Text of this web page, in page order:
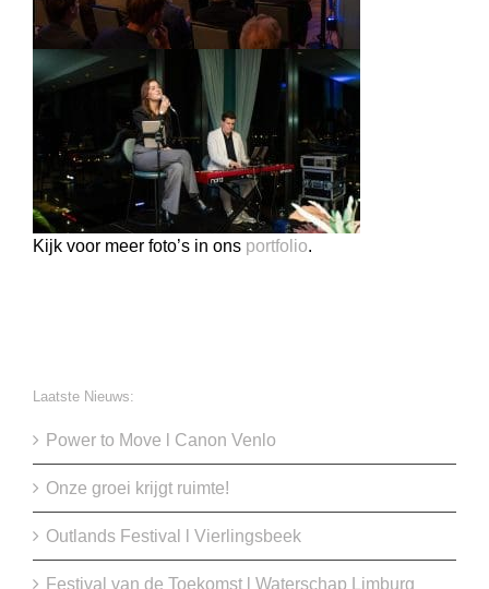
Kijk voor meer foto’s in ons portfolio.
Laatste Nieuws:
Power to Move l Canon Venlo
Onze groei krijgt ruimte!
Outlands Festival l Vierlingsbeek
Festival van de Toekomst l Waterschap Limburg